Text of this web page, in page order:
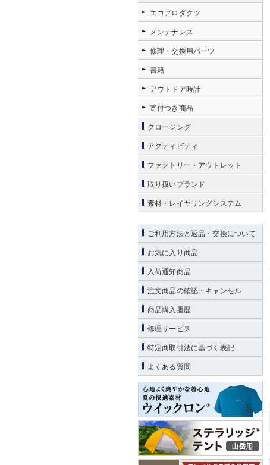
エコプロダクツ
メンテナンス
修理・交換用パーツ
書籍
アウトドア時計
寄付つき商品
クロージング
アクティビティ
ファクトリー・アウトレット
取り扱いブランド
素材・レイヤリングシステム
ご利用方法と返品・交換について
お気に入り商品
入荷通知商品
注文商品の確認・キャンセル
商品購入履歴
修理サービス
特定商取引法に基づく表記
よくある質問